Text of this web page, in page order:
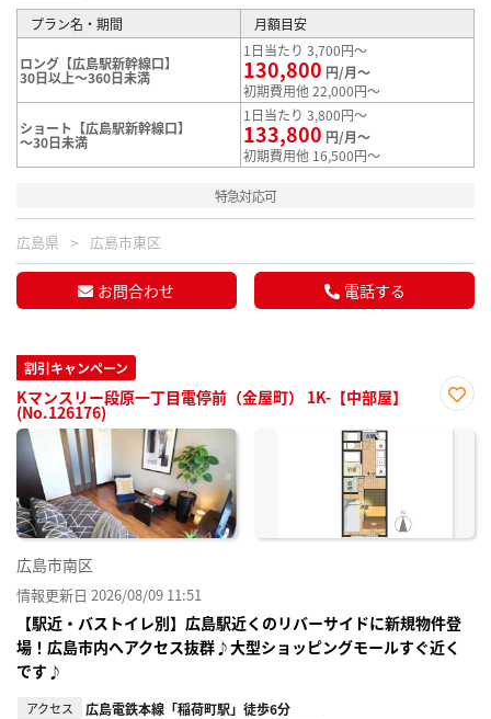
プラン名・期間 月額目安
ロング【広島駅新幹線口】
30日以上～360日未満
1日当たり 3,700円～
130,800 円/月～
初期費用他 22,000円～
ショート【広島駅新幹線口】
～30日未満
1日当たり 3,800円～
133,800 円/月～
初期費用他 16,500円～
特急対応可
広島県 広島市東区
お問合わせ 電話する
割引キャンペーン
Kマンスリー段原一丁目電停前（金屋町） 1K-【中部屋】
(No.126176)
に入
広島市南区
情報更新日 2026/08/09 11:51
【駅近・バストイレ別】広島駅近くのリバーサイドに新規物件登
場！広島市内へアクセス抜群♪大型ショッピングモールすぐ近く
です♪
アクセス 広島電鉄本線「稲荷町駅」徒歩6分